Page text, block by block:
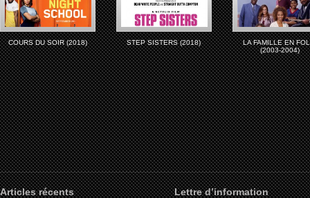
COURS DU SOIR (2018) STEP SISTERS (2018)
LA FAMILLE EN
(2003-2004)
Articles récents Lettre d’information